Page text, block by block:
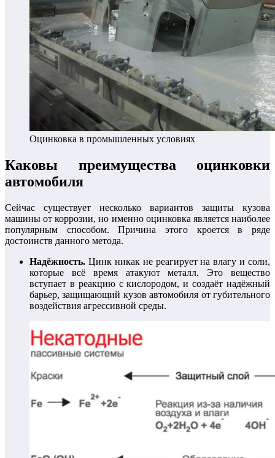
Оцинковка в промышленных условиях
Каковы преимущества оцинковки
автомобиля
Сейчас существует несколько вариантов защиты кузова
машины от коррозии, но именно оцинковка является наиболее
популярным способом. Причина этого кроется в ряде
достоинств данного метода.
Надёжность. Цинк никак не реагирует на влагу и соли,
которые всё время атакуют металл. Это вещество
вступает в реакцию с кислородом, и создаёт надёжный
барьер, защищающий кузов автомобиля от губительного
воздействия агрессивной среды.